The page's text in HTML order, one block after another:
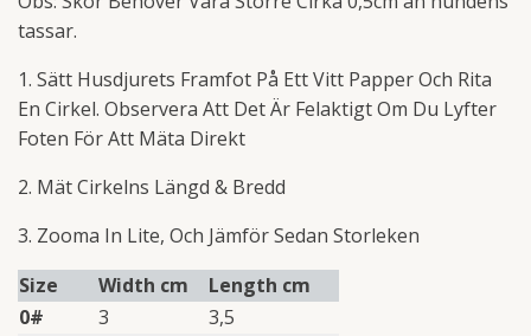
tassar.
1. Sätt Husdjurets Framfot På Ett Vitt Papper Och Rita
En Cirkel. Observera Att Det Är Felaktigt Om Du Lyfter
Foten För Att Mäta Direkt
2. Mät Cirkelns Längd & Bredd
3. Zooma In Lite, Och Jämför Sedan Storleken
Size
Width cm
Length cm
0#
3
3,5